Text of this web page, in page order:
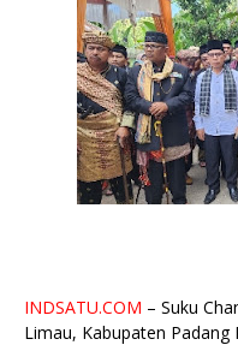
INDSATU.COM – Suku
Limau, Kabupaten Padang